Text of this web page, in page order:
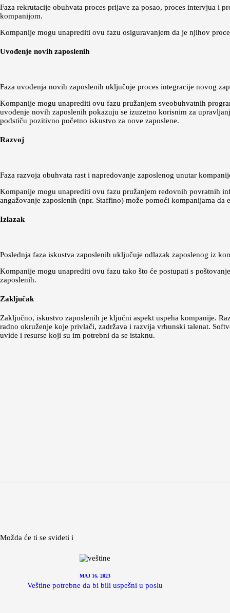
Faza rekrutacije obuhvata proces prijave za posao, proces intervjua i
kompanijom.
Kompanije mogu unaprediti ovu fazu osiguravanjem da je njihov
Uvođenje novih zaposlenih
Faza uvođenja novih zaposlenih uključuje proces integracije novog
Kompanije mogu unaprediti ovu fazu pružanjem sveobuhvatnih
uvođenje novih zaposlenih pokazuju se izuzetno korisnim za
podstiču pozitivno početno iskustvo za nove zaposlene.
Razvoj
Faza razvoja obuhvata rast i napredovanje zaposlenog unutar
Kompanije mogu unaprediti ovu fazu pružanjem redovnih povratnih
angažovanje zaposlenih (npr. Staffino) može pomoći kompanijama
Izlazak
Poslednja faza iskustva zaposlenih uključuje odlazak zaposlenog iz
Kompanije mogu unaprediti ovu fazu tako što će postupati s
zaposlenih.
Zaključak
Zaključno, iskustvo zaposlenih je ključni aspekt uspeha kompanije.
radno okruženje koje privlači, zadržava i razvija vrhunski talenat.
uvide i resurse koji su im potrebni da se istaknu.
Možda će ti se svideti i
MAJ 16, 2023
Veštine potrebne da bi bili uspešni u poslu